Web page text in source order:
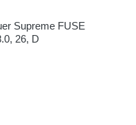
Supreme FUSE
26, D